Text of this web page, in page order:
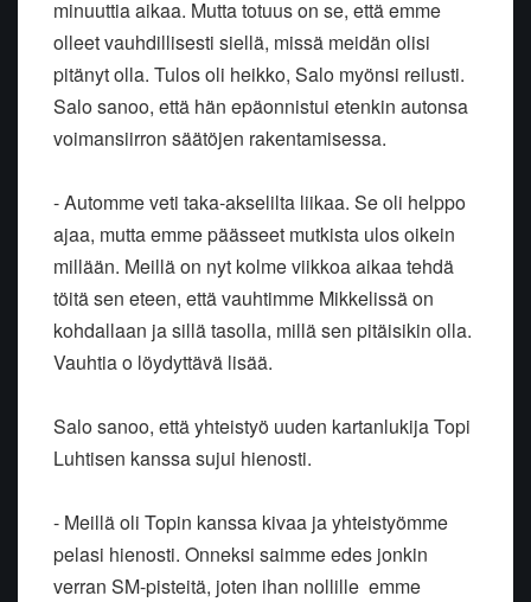
minuuttia aikaa. Mutta totuus on se, että emme
olleet vauhdillisesti siellä, missä meidän olisi
pitänyt olla. Tulos oli heikko, Salo myönsi reilusti.
Salo sanoo, että hän epäonnistui etenkin autonsa
voimansiirron säätöjen rakentamisessa.
- Automme veti taka-akselilta liikaa. Se oli helppo
ajaa, mutta emme päässeet mutkista ulos oikein
millään. Meillä on nyt kolme viikkoa aikaa tehdä
töitä sen eteen, että vauhtimme Mikkelissä on
kohdallaan ja sillä tasolla, millä sen pitäisikin olla.
Vauhtia o löydyttävä lisää.
Salo sanoo, että yhteistyö uuden kartanlukija Topi
Luhtisen kanssa sujui hienosti.
- Meillä oli Topin kanssa kivaa ja yhteistyömme
pelasi hienosti. Onneksi saimme edes jonkin
verran SM-pisteitä, joten ihan nollille emme